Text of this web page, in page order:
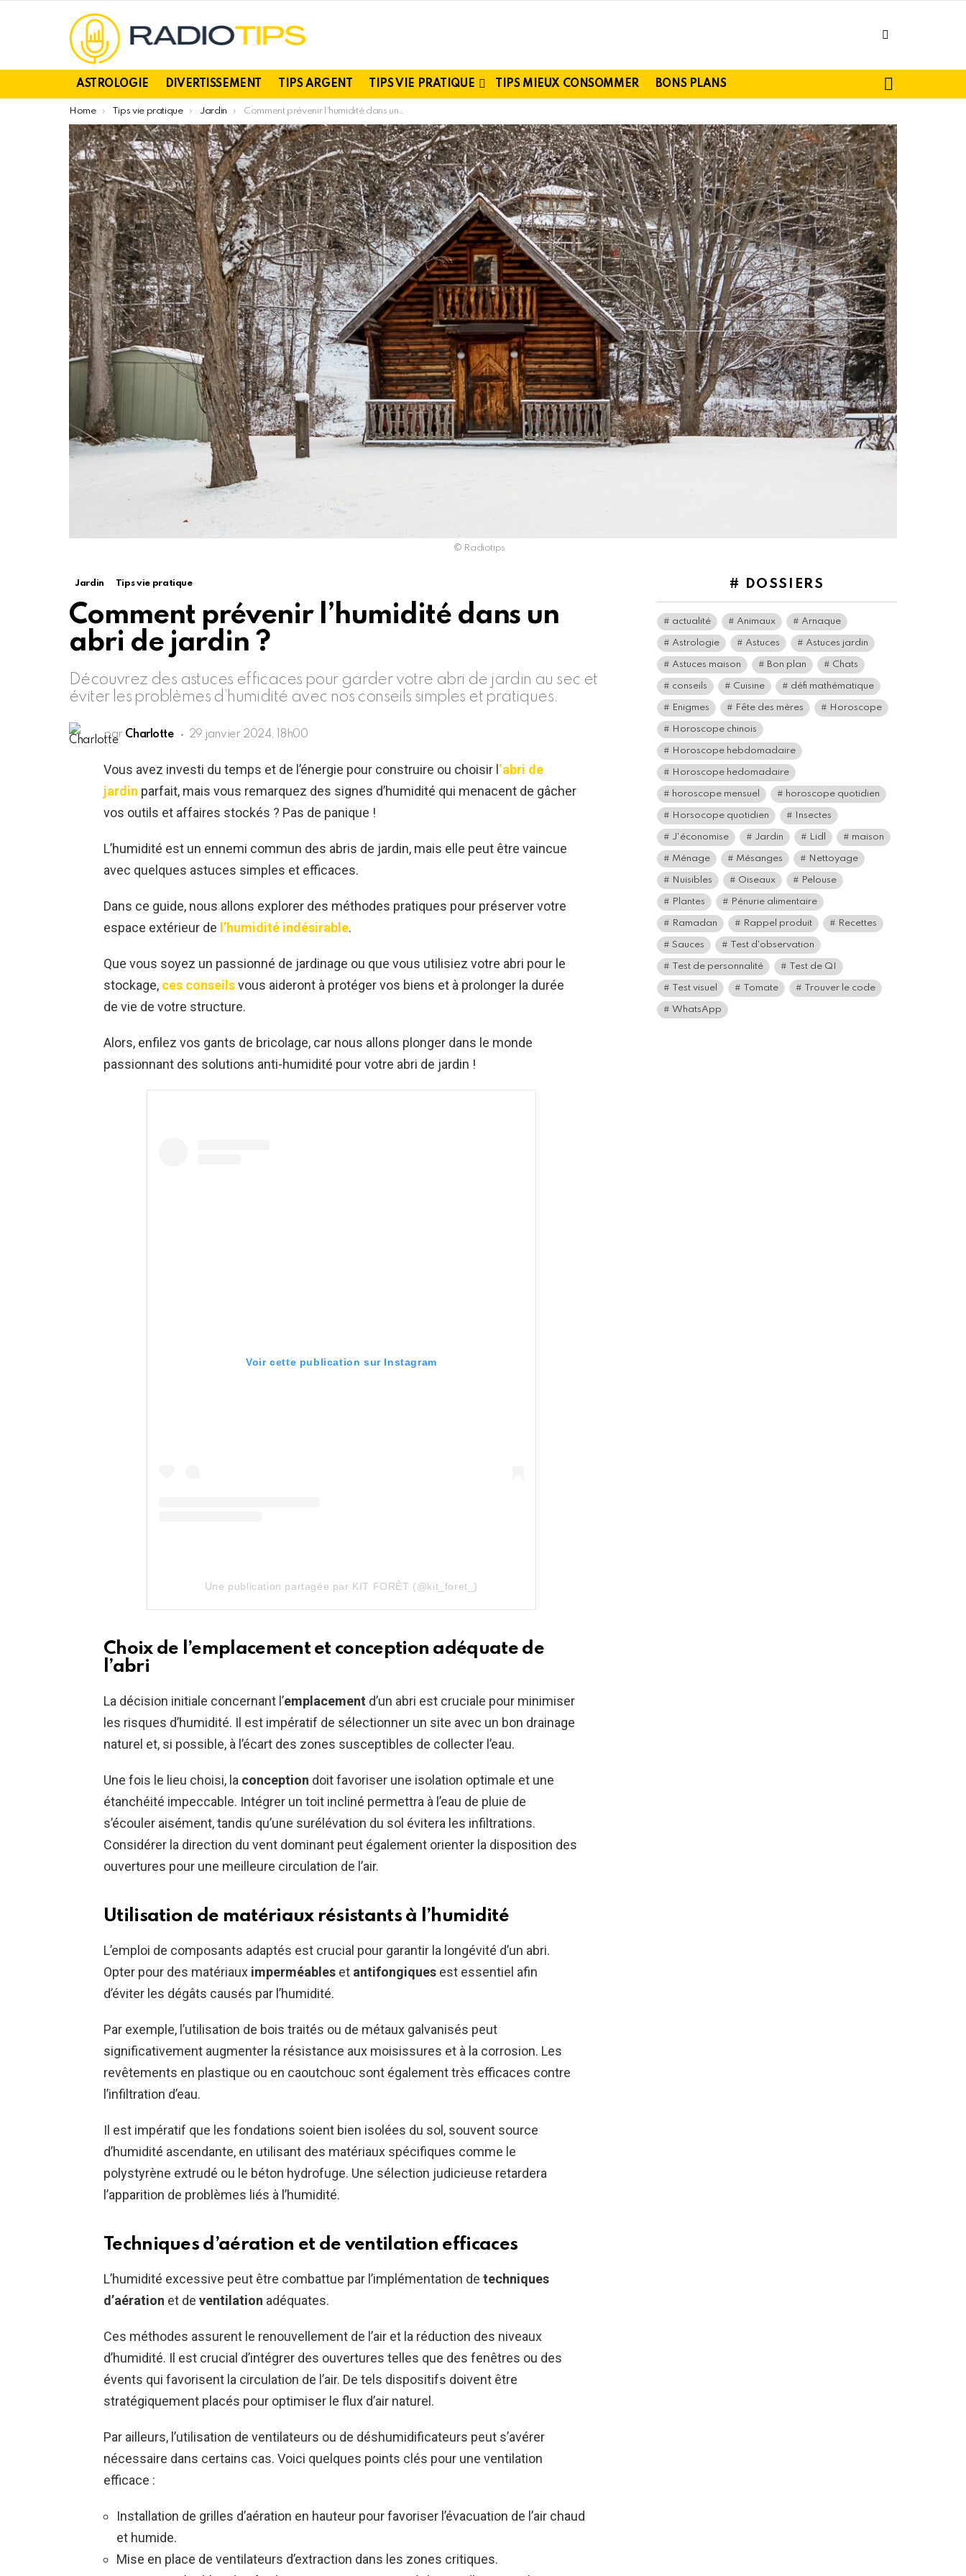
ASTROLOGIE DIVERTISSEMENT TIPS ARGENT TIPS VIE PRATIQUE TIPS MIEUX CONSOMMER BONS PLANS
You are here:
Home Tips vie pratique Jardin Comment prévenir l’humidité dans un abri de jardin ?
© Radiotips
Jardin Tips vie pratique
Comment prévenir l’humidité dans un
abri de jardin ?
Découvrez des astuces efficaces pour garder votre abri de jardin au sec et
éviter les problèmes d’humidité avec nos conseils simples et pratiques.
par Charlotte 29 janvier 2024, 18h00
Vous avez investi du temps et de l’énergie pour construire ou choisir l ‘abri de
jardin parfait, mais vous remarquez des signes d’humidité qui menacent de gâcher
vos outils et affaires stockés ? Pas de panique !
L’humidité est un ennemi commun des abris de jardin, mais elle peut être vaincue
avec quelques astuces simples et efficaces.
Dans ce guide, nous allons explorer des méthodes pratiques pour préserver votre
espace extérieur de l’humidité indésirable.
Que vous soyez un passionné de jardinage ou que vous utilisiez votre abri pour le
stockage, ces conseilsvous aideront à protéger vos biens et à prolonger la durée
de vie de votre structure.
Alors, enfilez vos gants de bricolage, car nous allons plonger dans le monde
passionnant des solutions anti-humidité pour votre abri de jardin !
Voir cette publication sur Instagram
Une publication partagée par KIT FORÊT (@kit_foret_)
Choix de l’emplacement et conception adéquate de
l’abri
La décision initiale concernant l’emplacement d’un abri est cruciale pour minimiser
les risques d’humidité. Il est impératif de sélectionner un site avec un bon drainage
naturel et, si possible, à l’écart des zones susceptibles de collecter l’eau.
Une fois le lieu choisi, la conception doit favoriser une isolation optimale et une
étanchéité impeccable. Intégrer un toit incliné permettra à l’eau de pluie de
s’écouler aisément, tandis qu’une surélévation du sol évitera les infiltrations.
Considérer la direction du vent dominant peut également orienter la disposition des
ouvertures pour une meilleure circulation de l’air.
Utilisation de matériaux résistants à l’humidité
L’emploi de composants adaptés est crucial pour garantir la longévité d’un abri.
Opter pour des matériaux imperméables et antifongiques est essentiel afin
d’éviter les dégâts causés par l’humidité.
Par exemple, l’utilisation de bois traités ou de métaux galvanisés peut
significativement augmenter la résistance aux moisissures et à la corrosion. Les
revêtements en plastique ou en caoutchouc sont également très efficaces contre
l’infiltration d’eau.
Il est impératif que les fondations soient bien isolées du sol, souvent source
d’humidité ascendante, en utilisant des matériaux spécifiques comme le
polystyrène extrudé ou le béton hydrofuge. Une sélection judicieuse retardera
l’apparition de problèmes liés à l’humidité.
Techniques d’aération et de ventilation efficaces
L’humidité excessive peut être combattue par l’implémentation de techniques
d’aération et de ventilation adéquates.
Ces méthodes assurent le renouvellement de l’air et la réduction des niveaux
d’humidité. Il est crucial d’intégrer des ouvertures telles que des fenêtres ou des
évents qui favorisent la circulation de l’air. De tels dispositifs doivent être
stratégiquement placés pour optimiser le flux d’air naturel.
Par ailleurs, l’utilisation de ventilateurs ou de déshumidificateurs peut s’avérer
nécessaire dans certains cas. Voici quelques points clés pour une ventilation
efficace :
Installation de grilles d’aération en hauteur pour favoriser l’évacuation de l’air chaud
et humide.
Mise en place de ventilateurs d’extraction dans les zones critiques.
# DOSSIERS
actualité Animaux Arnaque
Astrologie Astuces Astuces jardin
Astuces maison Bon plan Chats
conseils Cuisine défi mathématique
Enigmes Fête des mères Horoscope
Horoscope chinois
Horoscope hebdomadaire
Horoscope hedomadaire
horoscope mensuel horoscope quotidien
Horsocope quotidien Insectes
J'économise Jardin Lidl maison
Ménage Mésanges Nettoyage
Nuisibles Oiseaux Pelouse
Plantes Pénurie alimentaire
Ramadan Rappel produit Recettes
Sauces Test d'observation
Test de personnalité Test de QI
Test visuel Tomate Trouver le code
WhatsApp